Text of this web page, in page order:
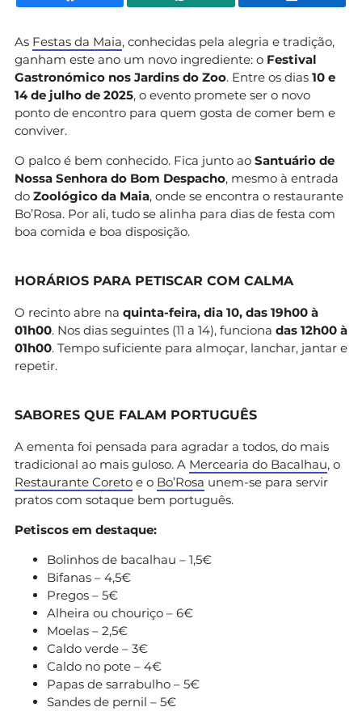
As Festas da Maia, conhecidas pela alegria e tradição,
ganham este ano um novo ingrediente: o Festival
Gastronómico nos Jardins do Zoo. Entre os dias 10 e
14 de julho de 2025, o evento promete ser o novo
ponto de encontro para quem gosta de comer bem e
conviver.
O palco é bem conhecido. Fica junto ao Santuário de
Nossa Senhora do Bom Despacho, mesmo à entrada
do Zoológico da Maia, onde se encontra o restaurante
Bo’Rosa. Por ali, tudo se alinha para dias de festa com
boa comida e boa disposição.
HORÁRIOS PARA PETISCAR COM CALMA
O recinto abre na quinta-feira, dia 10, das 19h00 à
01h00. Nos dias seguintes (11 a 14), funciona das 12h00 à
01h00. Tempo suficiente para almoçar, lanchar, jantar e
repetir.
SABORES QUE FALAM PORTUGUÊS
A ementa foi pensada para agradar a todos, do mais
tradicional ao mais guloso. A Mercearia do Bacalhau, o
Restaurante Coreto e o Bo’Rosa unem-se para servir
pratos com sotaque bem português.
Petiscos em destaque:
Bolinhos de bacalhau – 1,5€
Bifanas – 4,5€
Pregos – 5€
Alheira ou chouriço – 6€
Moelas – 2,5€
Caldo verde – 3€
Caldo no pote – 4€
Papas de sarrabulho – 5€
Sandes de pernil – 5€